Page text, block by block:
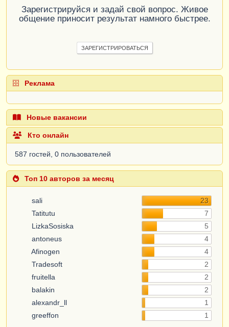
Зарегистрируйся и задай свой вопрос. Живое
общение приносит результат намного быстрее.
ЗАРЕГИСТРИРОВАТЬСЯ
Реклама
Новые вакансии
Кто онлайн
587 гостей, 0 пользователей
Топ 10 авторов за месяц
sali
23
Tatitutu
7
LizkaSosiska
5
antoneus
4
Afinogen
4
Tradesoft
2
fruitella
2
balakin
2
alexandr_ll
1
greeffon
1